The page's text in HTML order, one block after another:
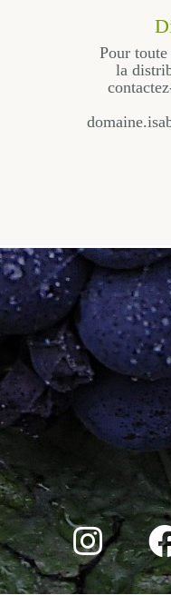
Pour toute
la